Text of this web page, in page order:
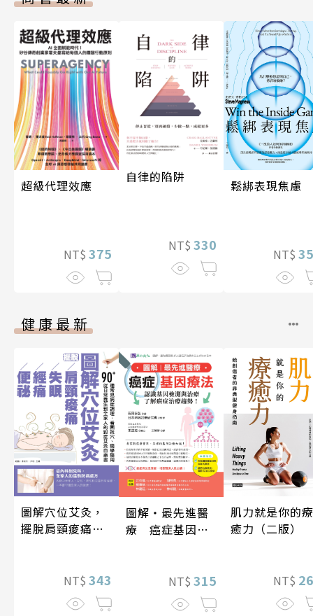
超級代理效應
NT$ 375
自律的陷阱
NT$ 330
鬆綁表現焦慮
NT$
健康最新
圖解穴位艾灸，
擺脫肩頸痠痛、
NT$ 343
圖解‧最先進醫
療 癌症基因療
NT$ 315
肌力就是你的療
癒力（二版）
NT$